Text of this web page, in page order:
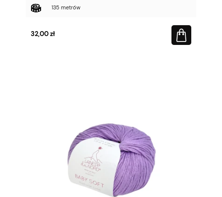
135 metrów
32,00 zł